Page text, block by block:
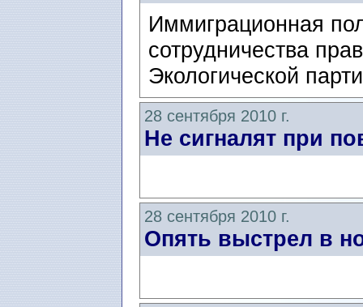
Иммиграционная
сотрудничества
Экологической
28 сентября 2010 г.
Не сигналят при
28 сентября 2010 г.
Опять выстрел в